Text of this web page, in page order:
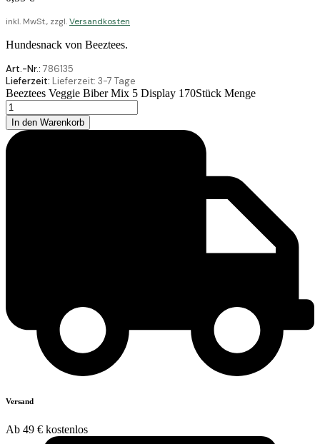
inkl. MwSt., zzgl.Versandkosten
Hundesnack von Beeztees.
Art.-Nr.: 786135
Lieferzeit: Lieferzeit: 3-7 Tage
Beeztees Veggie Biber Mix 5 Display 170Stück Menge
In den Warenkorb
Versand
Ab 49 € kostenlos